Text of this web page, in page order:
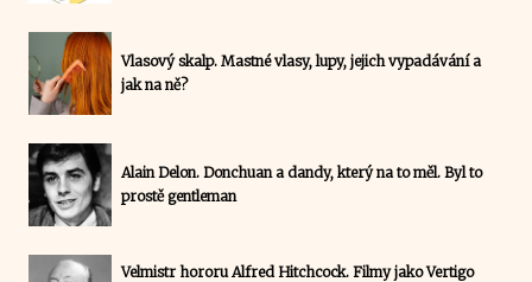
Vlasový skalp. Mastné vlasy, lupy, jejich vypadávání a
jak na ně?
Alain Delon. Donchuan a dandy, který na to měl. Byl to
prostě gentleman
Velmistr hororu Alfred Hitchcock. Filmy jako Vertigo